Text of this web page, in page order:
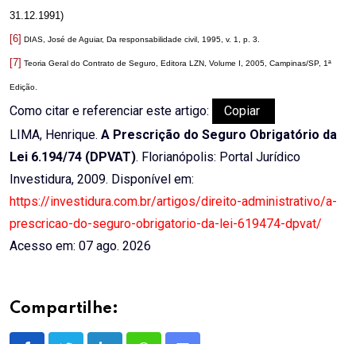
31.12.1991)
[6] DIAS, José de Aguiar, Da responsabilidade civil, 1995, v. 1, p. 3.
[7] Teoria Geral do Contrato de Seguro, Editora LZN, Volume I, 2005, Campinas/SP, 1ª
Edição.
Como citar e referenciar este artigo:
Copiar
LIMA, Henrique. A Prescrição do Seguro Obrigatório da
Lei 6.194/74 (DPVAT). Florianópolis: Portal Jurídico
Investidura, 2009. Disponível em:
https://investidura.com.br/artigos/direito-administrativo/a-
prescricao-do-seguro-obrigatorio-da-lei-619474-dpvat/
Acesso em: 07 ago. 2026
Compartilhe: